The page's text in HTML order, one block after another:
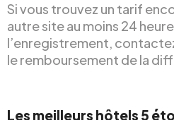
Si vous trouvez un tarif
autre site au moins 24
l’enregistrement,
le remboursement de la
Les meilleurs hôtels 5